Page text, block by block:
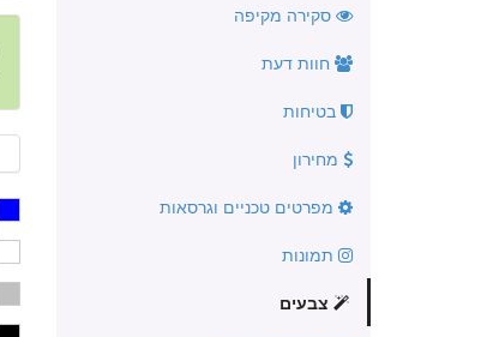
סקירה מקיפה
חוות דעת
בטיחות
מחירון
מפרטים טכניים וגרסאות
תמונות
צבעים